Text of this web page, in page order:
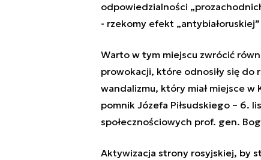
odpowiedzialności
- rzekomy efekt
Warto w tym miejscu zwrócić
prowokacji, które odnosiły się do
wandalizmu, który miał miejsce
pomnik Józefa Piłsudskiego – 6.
społecznościowych prof. gen.
Aktywizacja strony rosyjskiej, by